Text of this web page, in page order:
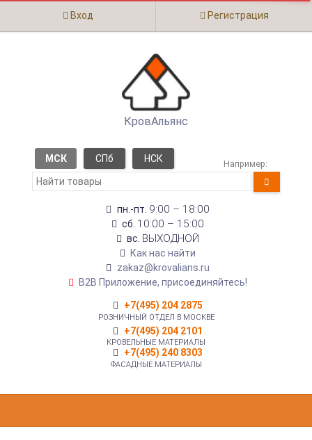
Вход Регистрация
КровАльянс
МСК СПб НСК Например:
пн.-пт. 9:00 – 18:00
сб. 10:00 – 15:00
вс. ВЫХОДНОЙ
Как нас найти
zakaz@krovalians.ru
B2B Приложение, присоединяйтесь!
+7(495) 204 2875
РОЗНИЧНЫЙ ОТДЕЛ В МОСКВЕ
+7(495) 204 2101
КРОВЕЛЬНЫЕ МАТЕРИАЛЫ
+7(495) 240 8303
ФАСАДНЫЕ МАТЕРИАЛЫ